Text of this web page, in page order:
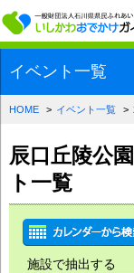
イベント一覧
HOME イベント一覧
辰口丘陵公
ト一覧
施設で抽出する